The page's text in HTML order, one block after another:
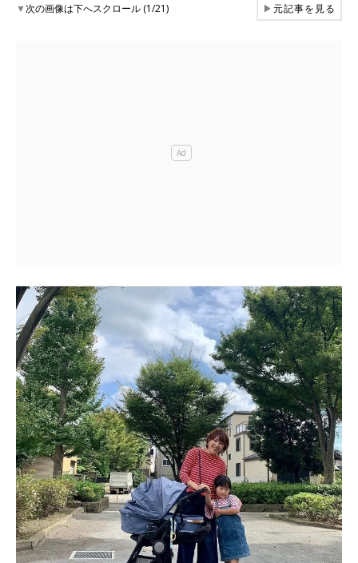
▼次の画像は下へスクロール (1/21) ▶元記事を見る